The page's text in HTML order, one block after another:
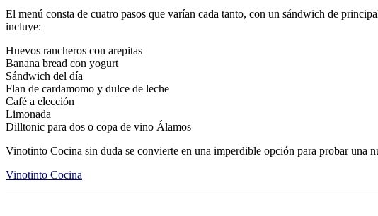
El menú consta de cuatro pasos que varían cada tanto, con un sándwich de
incluye:
Huevos rancheros con arepitas
Banana bread con yogurt
Sándwich del día
Flan de cardamomo y dulce de leche
Café a elección
Limonada
Dilltonic para dos o copa de vino Álamos
Vinotinto Cocina sin duda se convierte en una imperdible opción para probar una
Vinotinto Cocina